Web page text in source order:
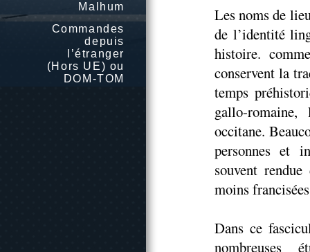
Malhum
Commandes
depuis
l’étranger
(Hors UE) ou
DOM-TOM
Les noms de
de l’identité
histoire.
conservent la
temps
gallo-
occitane.
personnes et
souvent
moins
Dans ce
nombreuses